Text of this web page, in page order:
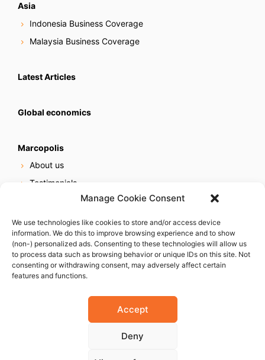
Manage Cookie Consent
We use technologies like cookies to store and/or access device
information. We do this to improve browsing experience and to show
(non-) personalized ads. Consenting to these technologies will allow us
to process data such as browsing behavior or unique IDs on this site. Not
consenting or withdrawing consent, may adversely affect certain
features and functions.
Accept
Deny
Asia
Indonesia Business Coverage
Malaysia Business Coverage
Latest Articles
Global economics
Marcopolis
About us
Testimonials
Online reputation service
Careers
Contact us